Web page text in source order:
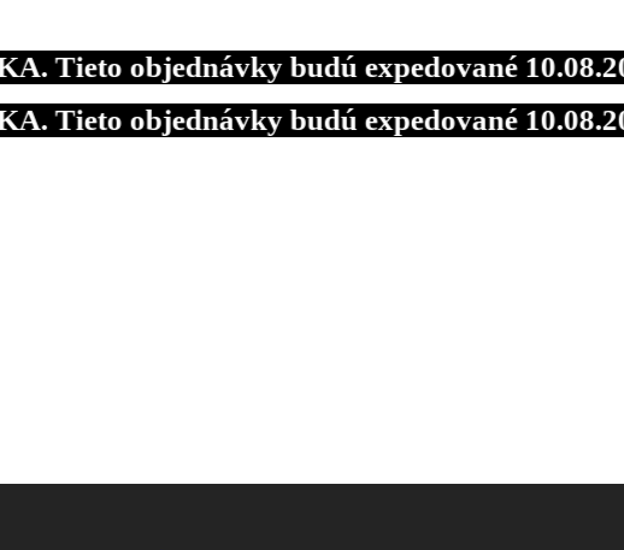
objednávky budú expedované 10.08.2026
objednávky budú expedované 10.08.2026
objednávky budú expedované 10.08.2026